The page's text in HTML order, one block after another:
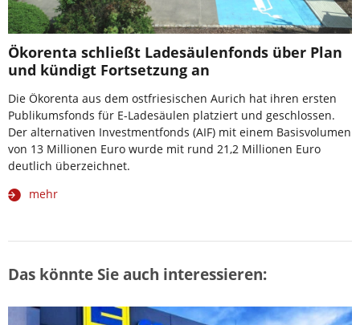
Ökorenta schließt Ladesäulenfonds über Plan
und kündigt Fortsetzung an
Die Ökorenta aus dem ostfriesischen Aurich hat ihren ersten
Publikumsfonds für E-Ladesäulen platziert und geschlossen.
Der alternativen Investmentfonds (AIF) mit einem Basisvolumen
von 13 Millionen Euro wurde mit rund 21,2 Millionen Euro
deutlich überzeichnet.
mehr
Das könnte Sie auch interessieren: